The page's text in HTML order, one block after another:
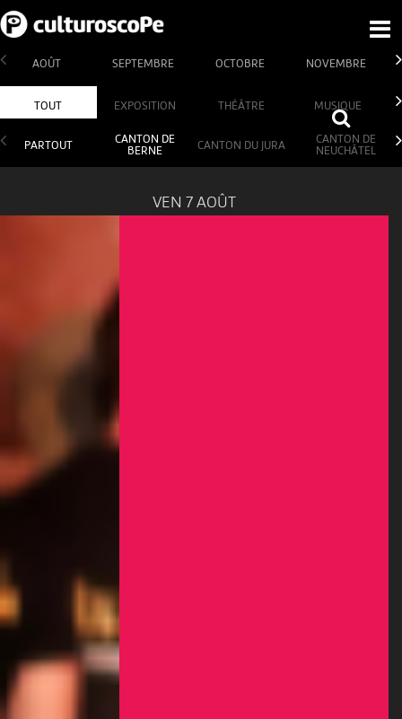
AOÛT SEPTEMBRE OCTOBRE NOVEMBRE
TOUT EXPOSITION THÉÂTRE MUSIQUE
PARTOUT
CANTON DE
BERNE
CANTON DU JURA
CANTON DE
NEUCHÂTEL
VEN 7 AOÛT